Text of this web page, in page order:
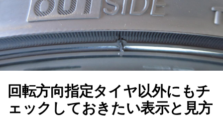
回転方向指定タイヤ以外にもチ
ェックしておきたい表示と見方